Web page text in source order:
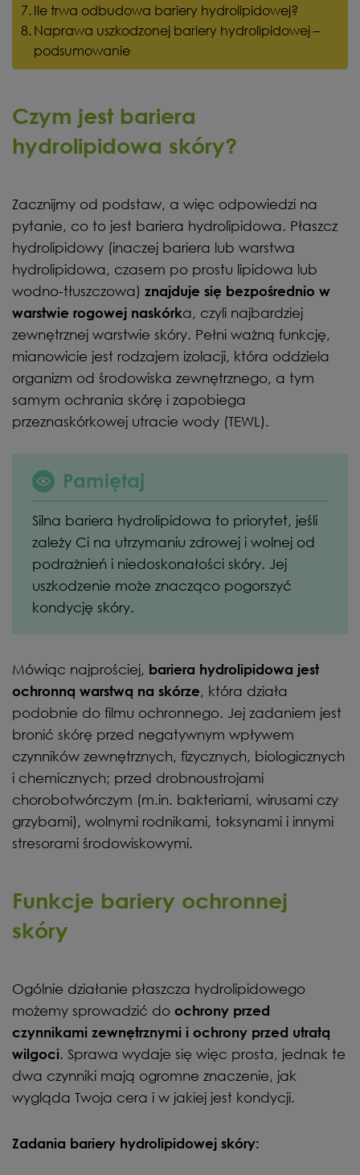
Ile trwa odbudowa bariery hydrolipidowej?
Naprawa uszkodzonej bariery hydrolipidowej –
podsumowanie
Czym jest bariera
hydrolipidowa skóry?
Zacznijmy od podstaw, a więc odpowiedzi na
pytanie, co to jest bariera hydrolipidowa. Płaszcz
hydrolipidowy (inaczej bariera lub warstwa
hydrolipidowa, czasem po prostu lipidowa lub
wodno-tłuszczowa) znajduje się bezpośrednio w
warstwie rogowej naskórka, czyli najbardziej
zewnętrznej warstwie skóry. Pełni ważną funkcję,
mianowicie jest rodzajem izolacji, która oddziela
organizm od środowiska zewnętrznego, a tym
samym ochrania skórę i zapobiega
przeznaskórkowej utracie wody (TEWL).
Pamiętaj
Silna bariera hydrolipidowa to priorytet, jeśli
zależy Ci na utrzymaniu zdrowej i wolnej od
podrażnień i niedoskonałości skóry. Jej
uszkodzenie może znacząco pogorszyć
kondycję skóry.
Mówiąc najprościej, bariera hydrolipidowa jest
ochronną warstwą na skórze, która działa
podobnie do filmu ochronnego. Jej zadaniem jest
bronić skórę przed negatywnym wpływem
czynników zewnętrznych, fizycznych, biologicznych
i chemicznych; przed drobnoustrojami
chorobotwórczym (m.in. bakteriami, wirusami czy
grzybami), wolnymi rodnikami, toksynami i innymi
stresorami środowiskowymi.
Funkcje bariery ochronnej
skóry
Ogólnie działanie płaszcza hydrolipidowego
możemy sprowadzić do ochrony przed
czynnikami zewnętrznymi i ochrony przed utratą
wilgoci. Sprawa wydaje się więc prosta, jednak te
dwa czynniki mają ogromne znaczenie, jak
wygląda Twoja cera i w jakiej jest kondycji.
Zadania bariery hydrolipidowej skóry: